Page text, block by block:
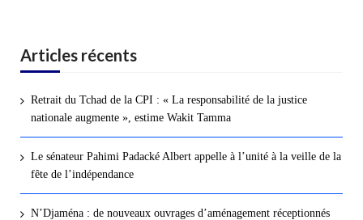
Articles récents
Retrait du Tchad de la CPI : « La responsabilité de la justice
nationale augmente », estime Wakit Tamma
Le sénateur Pahimi Padacké Albert appelle à l’unité à la veille de la
fête de l’indépendance
N’Djaména : de nouveaux ouvrages d’aménagement réceptionnés